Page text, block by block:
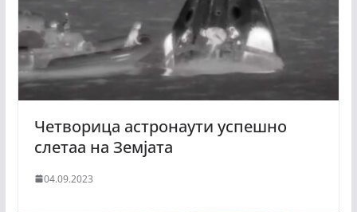
Четворица астронаути успешно
слетаа на Земјата
04.09.2023